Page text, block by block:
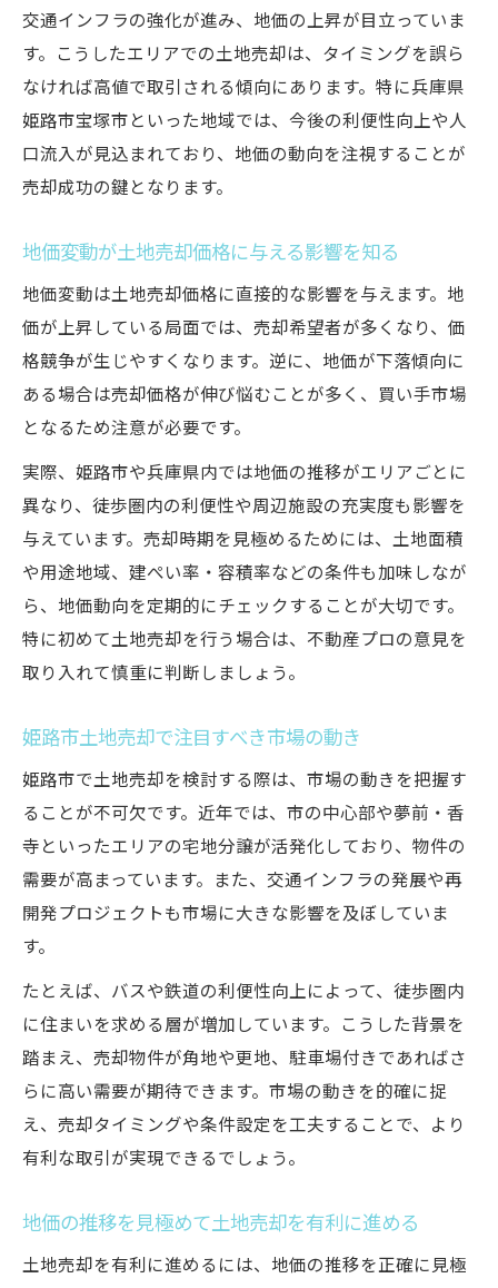
交通インフラの強化が進み、地価の上昇が目立っていま
す。こうしたエリアでの土地売却は、タイミングを誤ら
なければ高値で取引される傾向にあります。特に兵庫県
姫路市宝塚市といった地域では、今後の利便性向上や人
口流入が見込まれており、地価の動向を注視することが
売却成功の鍵となります。
地価変動が土地売却価格に与える影響を知る
地価変動は土地売却価格に直接的な影響を与えます。地
価が上昇している局面では、売却希望者が多くなり、価
格競争が生じやすくなります。逆に、地価が下落傾向に
ある場合は売却価格が伸び悩むことが多く、買い手市場
となるため注意が必要です。
実際、姫路市や兵庫県内では地価の推移がエリアごとに
異なり、徒歩圏内の利便性や周辺施設の充実度も影響を
与えています。売却時期を見極めるためには、土地面積
や用途地域、建ぺい率・容積率などの条件も加味しなが
ら、地価動向を定期的にチェックすることが大切です。
特に初めて土地売却を行う場合は、不動産プロの意見を
取り入れて慎重に判断しましょう。
姫路市土地売却で注目すべき市場の動き
姫路市で土地売却を検討する際は、市場の動きを把握す
ることが不可欠です。近年では、市の中心部や夢前・香
寺といったエリアの宅地分譲が活発化しており、物件の
需要が高まっています。また、交通インフラの発展や再
開発プロジェクトも市場に大きな影響を及ぼしていま
す。
たとえば、バスや鉄道の利便性向上によって、徒歩圏内
に住まいを求める層が増加しています。こうした背景を
踏まえ、売却物件が角地や更地、駐車場付きであればさ
らに高い需要が期待できます。市場の動きを的確に捉
え、売却タイミングや条件設定を工夫することで、より
有利な取引が実現できるでしょう。
地価の推移を見極めて土地売却を有利に進める
土地売却を有利に進めるには、地価の推移を正確に見極